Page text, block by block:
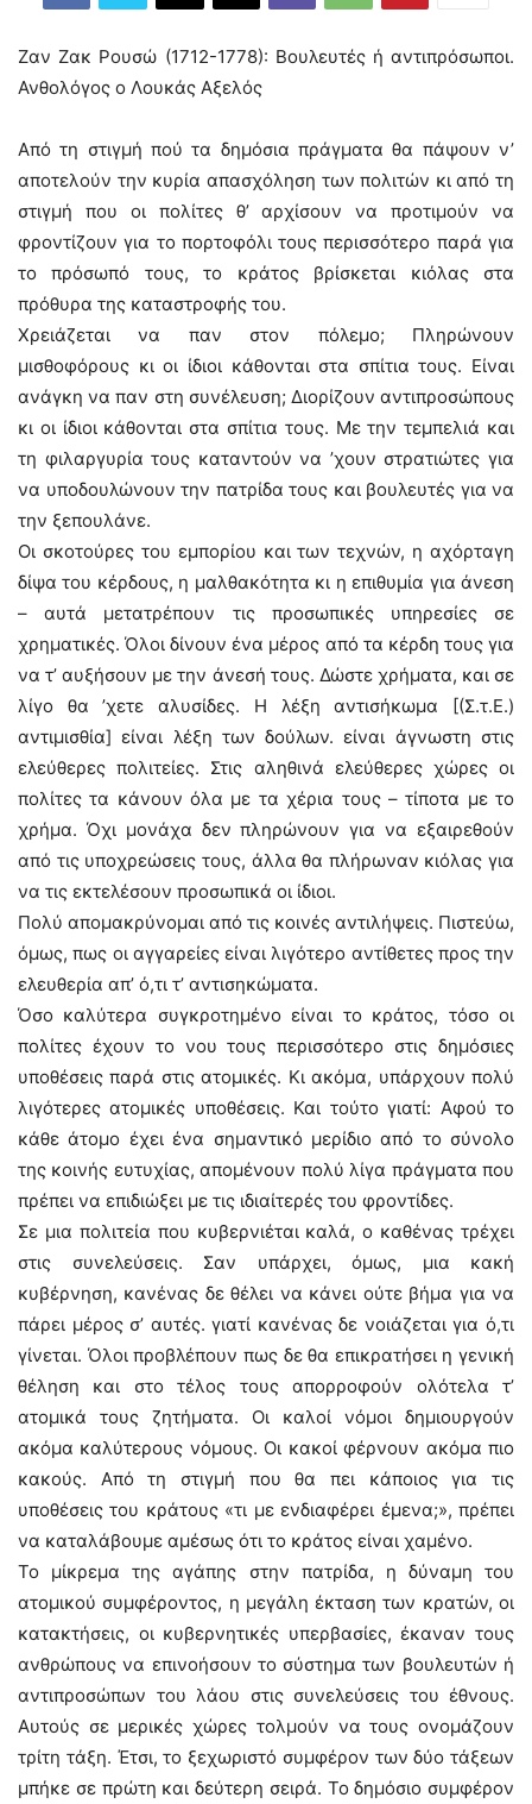
Ζαν Ζακ Ρουσώ (1712-1778): Βουλευτές ή αντιπρόσωποι.
Ανθολόγος ο Λουκάς Αξελός
Από τη στιγμή πού τα δημόσια πράγματα θα πάψουν ν’
αποτελούν την κυρία απασχόληση των πολιτών κι από τη
στιγμή που οι πολίτες θ’ αρχίσουν να προτιμούν να
φροντίζουν για το πορτοφόλι τους περισσότερο παρά για
το πρόσωπό τους, το κράτος βρίσκεται κιόλας στα
πρόθυρα της καταστροφής του.
Χρειάζεται να παν στον πόλεμο; Πληρώνουν
μισθοφόρους κι οι ίδιοι κάθονται στα σπίτια τους. Είναι
ανάγκη να παν στη συνέλευση; Διορίζουν αντιπροσώπους
κι οι ίδιοι κάθονται στα σπίτια τους. Με την τεμπελιά και
τη φιλαργυρία τους καταντούν να ’χουν στρατιώτες για
να υποδουλώνουν την πατρίδα τους και βουλευτές για να
την ξεπουλάνε.
Οι σκοτούρες του εμπορίου και των τεχνών, η αχόρταγη
δίψα του κέρδους, η μαλθακότητα κι η επιθυμία για άνεση
– αυτά μετατρέπουν τις προσωπικές υπηρεσίες σε
χρηματικές. Όλοι δίνουν ένα μέρος από τα κέρδη τους για
να τ’ αυξήσουν με την άνεσή τους. Δώστε χρήματα, και σε
λίγο θα ’χετε αλυσίδες. Η λέξη αντισήκωμα [(Σ.τ.Ε.)
αντιμισθία] είναι λέξη των δούλων. είναι άγνωστη στις
ελεύθερες πολιτείες. Στις αληθινά ελεύθερες χώρες οι
πολίτες τα κάνουν όλα με τα χέρια τους – τίποτα με το
χρήμα. Όχι μονάχα δεν πληρώνουν για να εξαιρεθούν
από τις υποχρεώσεις τους, άλλα θα πλήρωναν κιόλας για
να τις εκτελέσουν προσωπικά οι ίδιοι.
Πολύ απομακρύνομαι από τις κοινές αντιλήψεις. Πιστεύω,
όμως, πως οι αγγαρείες είναι λιγότερο αντίθετες προς την
ελευθερία απ’ ό,τι τ’ αντισηκώματα.
Όσο καλύτερα συγκροτημένο είναι το κράτος, τόσο οι
πολίτες έχουν το νου τους περισσότερο στις δημόσιες
υποθέσεις παρά στις ατομικές. Κι ακόμα, υπάρχουν πολύ
λιγότερες ατομικές υποθέσεις. Και τούτο γιατί: Αφού τo
κάθε άτομο έχει ένα σημαντικό μερίδιο από το σύνολο
της κοινής ευτυχίας, απομένουν πολύ λίγα πράγματα που
πρέπει να επιδιώξει με τις ιδιαίτερές του φροντίδες.
Σε μια πολιτεία που κυβερνιέται καλά, ο καθένας τρέχει
στις συνελεύσεις. Σαν υπάρχει, όμως, μια κακή
κυβέρνηση, κανένας δε θέλει να κάνει ούτε βήμα για να
πάρει μέρος σ’ αυτές. γιατί κανένας δε νοιάζεται για ό,τι
γίνεται. Όλοι προβλέπουν πως δε θα επικρατήσει η γενική
θέληση και στο τέλος τους απορροφούν ολότελα τ’
ατομικά τους ζητήματα. Οι καλοί νόμοι δημιουργούν
ακόμα καλύτερους νόμους. Οι κακοί φέρνουν ακόμα πιο
κακούς. Από τη στιγμή που θα πει κάποιος για τις
υποθέσεις του κράτους «τι με ενδιαφέρει έμενα;», πρέπει
να καταλάβουμε αμέσως ότι το κράτος είναι χαμένο.
Το μίκρεμα της αγάπης στην πατρίδα, η δύναμη του
ατομικού συμφέροντος, η μεγάλη έκταση των κρατών, οι
κατακτήσεις, οι κυβερνητικές υπερβασίες, έκαναν τους
ανθρώπους να επινοήσουν το σύστημα των βουλευτών ή
αντιπροσώπων του λάου στις συνελεύσεις του έθνους.
Αυτούς σε μερικές χώρες τολμούν να τους ονομάζουν
τρίτη τάξη. Έτσι, το ξεχωριστό συμφέρον των δύο τάξεων
μπήκε σε πρώτη και δεύτερη σειρά. Το δημόσιο συμφέρον